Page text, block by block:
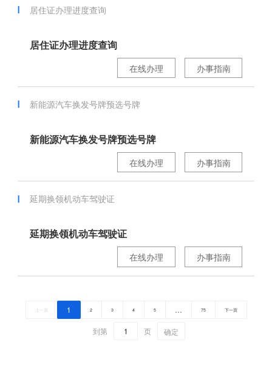
居住证办理进度查询
居住证办理进度查询
办事指南
在线办理
新能源汽车换发号牌预选号牌
新能源汽车换发号牌预选号牌
办事指南
在线办理
延期换领机动车驾驶证
延期换领机动车驾驶证
办事指南
在线办理
上一页 1 2 3 4 5 … 75 下一页
到第 页 确定